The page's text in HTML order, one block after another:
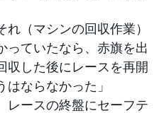
れ（マシンの回収作業）
っていたなら、赤旗を出
収した後にレースを再開
ならなかった」
ースの終盤にセーフテ